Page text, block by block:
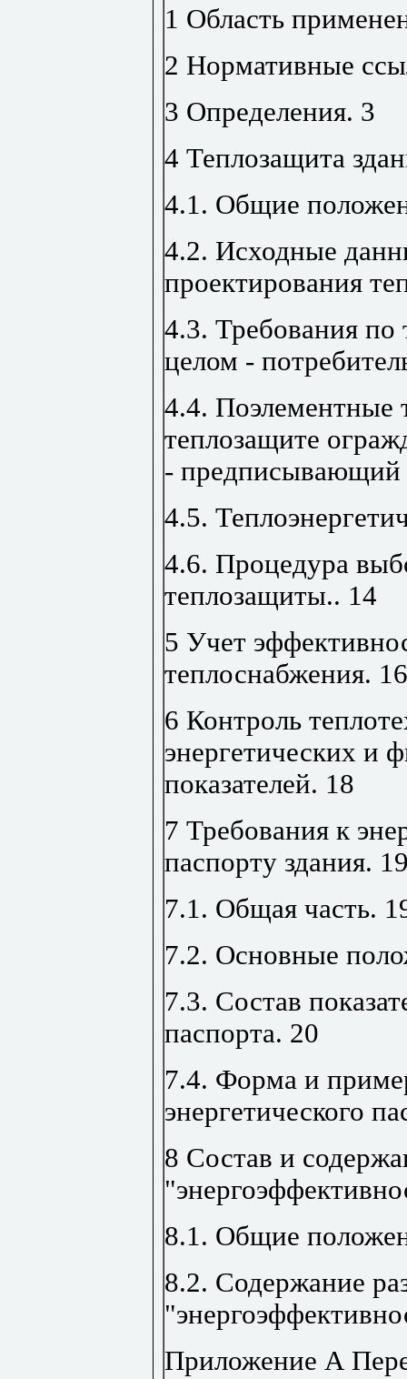
1 Область
2 Нормативные
3 Определения. 3
4 Теплозащита
4.1. Общие
4.2. Исходные
проектирования
4.3. Требования по
целом -
4.4. Поэлементные
теплозащите
- предписывающий
4.5.
4.6. Процедура
теплозащиты.. 14
5 Учет
теплоснабжения. 16
6 Контроль
энергетических и
показателей. 18
7 Требования к
паспорту здания.
7.1. Общая часть.
7.2. Основные
7.3. Состав
паспорта. 20
7.4. Форма и
энергетического
8 Состав и
8.1. Общие
8.2. Содержание
Приложение А